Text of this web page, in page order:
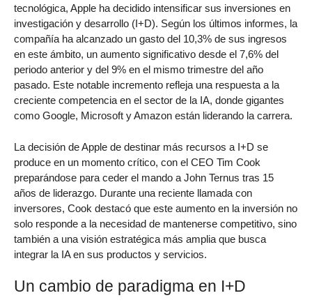
tecnológica, Apple ha decidido intensificar sus inversiones en
investigación y desarrollo (I+D). Según los últimos informes, la
compañía ha alcanzado un gasto del 10,3% de sus ingresos
en este ámbito, un aumento significativo desde el 7,6% del
periodo anterior y del 9% en el mismo trimestre del año
pasado. Este notable incremento refleja una respuesta a la
creciente competencia en el sector de la IA, donde gigantes
como Google, Microsoft y Amazon están liderando la carrera.
La decisión de Apple de destinar más recursos a I+D se
produce en un momento crítico, con el CEO Tim Cook
preparándose para ceder el mando a John Ternus tras 15
años de liderazgo. Durante una reciente llamada con
inversores, Cook destacó que este aumento en la inversión no
solo responde a la necesidad de mantenerse competitivo, sino
también a una visión estratégica más amplia que busca
integrar la IA en sus productos y servicios.
Un cambio de paradigma en I+D